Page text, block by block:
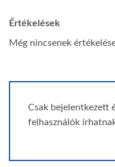
Értékelések
Még nincsenek
Csak bejelentkezett
felhasználók